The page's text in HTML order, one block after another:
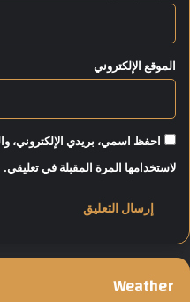
الموقع الإلكتروني
احفظ اسمي، بريدي الإلكتروني،
لاستخدامها المرة المقبلة في تعليقي.
Weather